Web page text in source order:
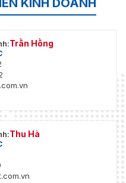
KINH DOANH
Trần Hồng
Thu Hà